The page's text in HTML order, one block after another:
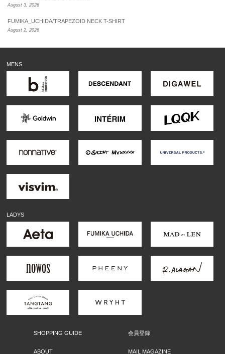
August 3, 2026
FUMIKA_UCHIDA/TRAPEZOID NECK T-SHIRT
August 2, 2026
MENS
LADYS
SHOPPING GUIDE 会員登録
ABOUT MAIL MAGAZINE